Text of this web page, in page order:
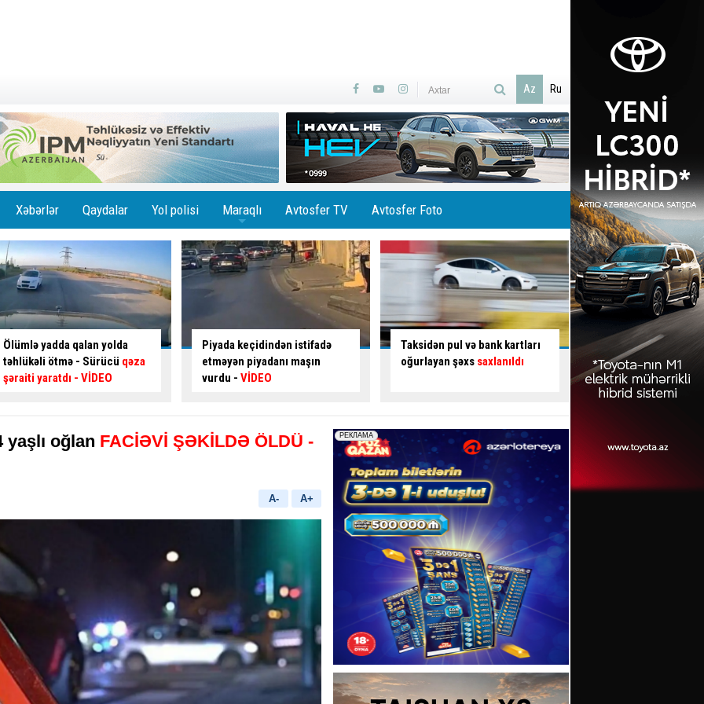
Az Ru
Xəbərlər Qaydalar Yol polisi Maraqlı Avtosfer TV Avtosfer Foto
Piyada keçidindən istifadə
etməyən piyadanı maşın
vurdu -VİDEO
Taksidən pul və bank kartları
oğurlayan şəxssaxlanıldı
Sumqayıtda avtomobil təmiri
sexi yandı - VİDEO
Maşın işıq dirəyinə
Sürücü ÖLDÜ
yaşlı oğlan FACİƏVİ ŞƏKİLDƏ ÖLDÜ -
A- A+